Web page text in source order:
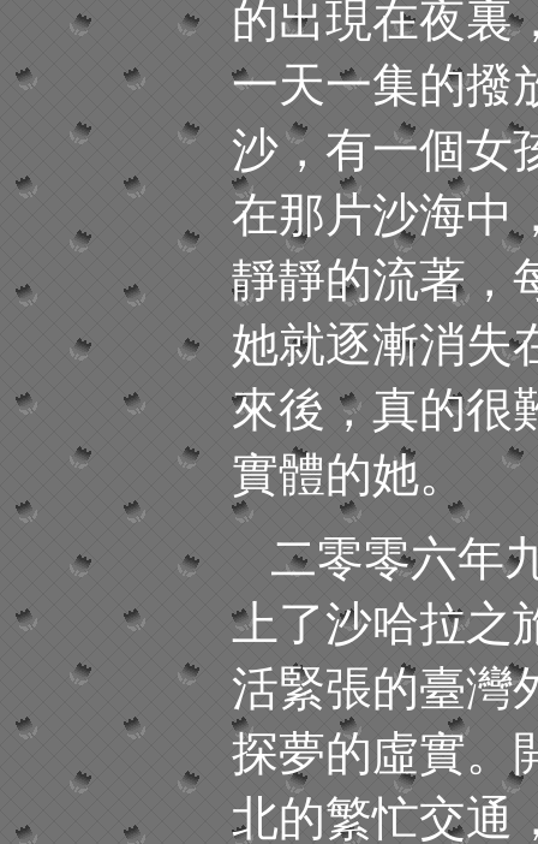
的出現在夜裏
一天一集的撥
沙，有一個女
在那片沙海中
靜靜的流著，
她就逐漸消失
來後，真的很
實體的她。
二零零六年
上了沙哈拉之
活緊張的臺灣
探夢的虛實。
北的繁忙交通